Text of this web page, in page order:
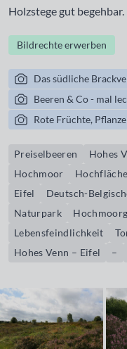
Holzstege gut begehbar.
Bildrechte erwerben
Das südliche
Beeren & Co - mal
Rote Früchte,
Preiselbeeren Hohes
Hochmoor
Hochfläche
Eifel
Deutsch-
Naturpark
Lebensfeindlichkeit
Hohes Venn – Eifel
–